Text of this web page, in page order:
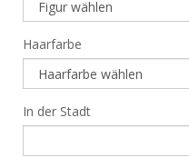
Haarfarbe
In der Stadt